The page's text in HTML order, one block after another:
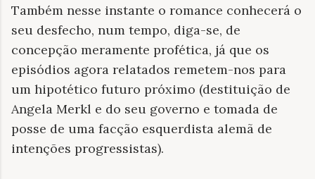
Também nesse instante o romance conhecerá o
seu desfecho, num tempo, diga-se, de
concepção meramente profética, já que os
episódios agora relatados remetem-nos para
um hipotético futuro próximo (destituição de
Angela Merkl e do seu governo e tomada de
posse de uma facção esquerdista alemã de
intenções progressistas).